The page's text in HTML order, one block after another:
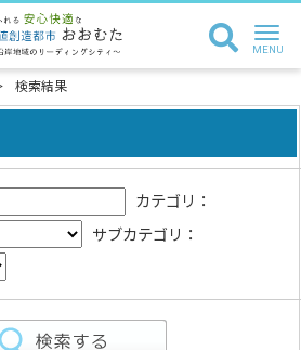
検索結果
カテゴリ：
サブカテゴリ：